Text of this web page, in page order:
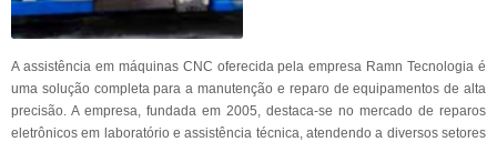
A assistência em máquinas CNC oferecida pela empresa Ramn Tecnologia é
uma solução completa para a manutenção e reparo de equipamentos de alta
precisão. A empresa, fundada em 2005, destaca-se no mercado de reparos
eletrônicos em laboratório e assistência técnica, atendendo a diversos setores